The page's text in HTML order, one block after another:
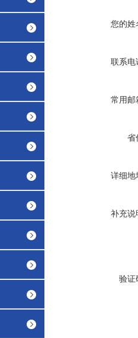
您的姓
联系电
常用邮
省
详细地
补充说
验证